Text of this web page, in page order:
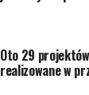
Oto 29
realizowane w